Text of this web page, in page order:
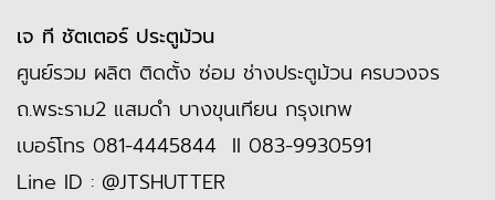
เจ ที ชัตเตอร์ ประตูม้วน
ศูนย์รวม ผลิต ติดตั้ง ซ่อม ช่างประตูม้วน ครบวงจร
ถ.พระราม2 แสมดำ บางขุนเทียน กรุงเทพ
เบอร์โทร 081-4445844 II 083-9930591
Line ID : @JTSHUTTER